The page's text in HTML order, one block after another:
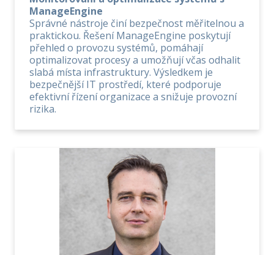
ManageEngine
Správné nástroje činí bezpečnost měřitelnou a
praktickou. Řešení ManageEngine poskytují
přehled o provozu systémů, pomáhají
optimalizovat procesy a umožňují včas odhalit
slabá místa infrastruktury. Výsledkem je
bezpečnější IT prostředí, které podporuje
efektivní řízení organizace a snižuje provozní
rizika.